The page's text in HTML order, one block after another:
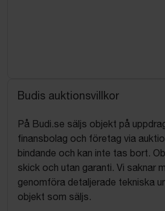
Budis auktionsvillkor
På Budi.se säljs objekt på
finansbolag och företag via
bindande och kan inte tas bort.
skick och utan garanti. Vi saknar
genomföra detaljerade tekniska
objekt som säljs.